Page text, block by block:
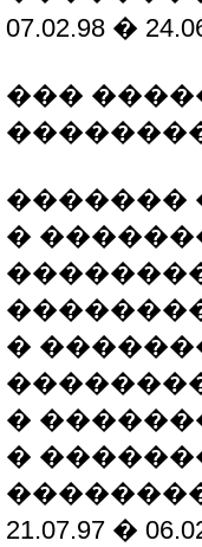
07.02.98 �
���
�������
�
�
�
�
21.07.97 �